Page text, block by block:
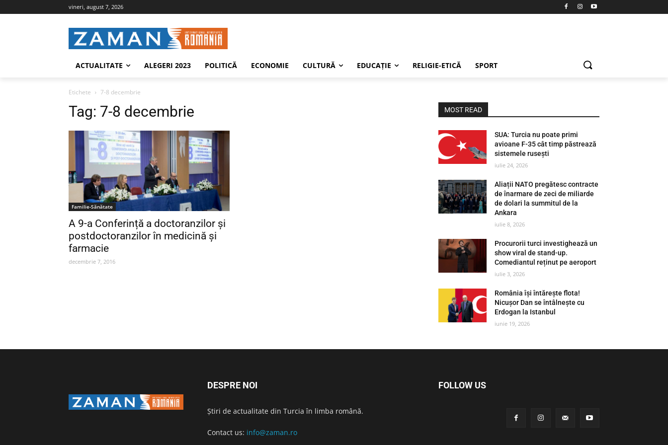
vineri, august 7, 2026
ACTUALITATE ALEGERI 2023 POLITICĂ ECONOMIE CULTURĂ EDUCAŢIE RELIGIE-ETICĂ SPORT
Etichete 7-8 decembrie
Tag: 7-8 decembrie
Familie-Sănătate
A 9-a Conferință a doctoranzilor și
postdoctoranzilor în medicină și
farmacie
decembrie 7, 2016
MOST READ
SUA: Turcia nu poate primi
avioane F-35 cât timp păstrează
sistemele rusești
iulie 24, 2026
Aliații NATO pregătesc contracte
de înarmare de zeci de miliarde
de dolari la summitul de la
Ankara
iulie 8, 2026
Procurorii turci investighează un
show viral de stand-up.
Comediantul reținut pe aeroport
iulie 3, 2026
România își întărește flota!
Nicușor Dan se întâlnește cu
Erdogan la Istanbul
iunie 19, 2026
DESPRE NOI
Știri de actualitate din Turcia în limba română.
Contact us: info@zaman.ro
FOLLOW US